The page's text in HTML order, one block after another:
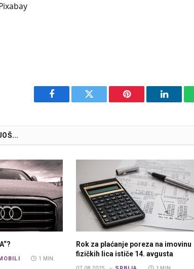
Facebook Twitter Pinterest
1 MIN.
Rok za plaćanje poreza na imovinu
fizičkih lica ističe 14. avgusta